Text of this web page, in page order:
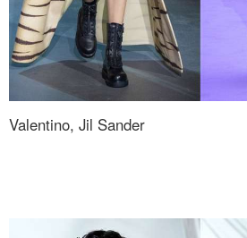
Valentino, Jil Sander